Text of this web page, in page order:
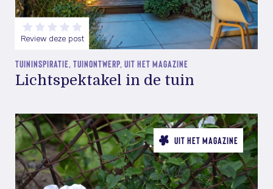
Review deze post
TUININSPIRATIE, TUINONTWERP, UIT HET MAGAZINE
Lichtspektakel in de tuin
UIT HET MAGAZINE